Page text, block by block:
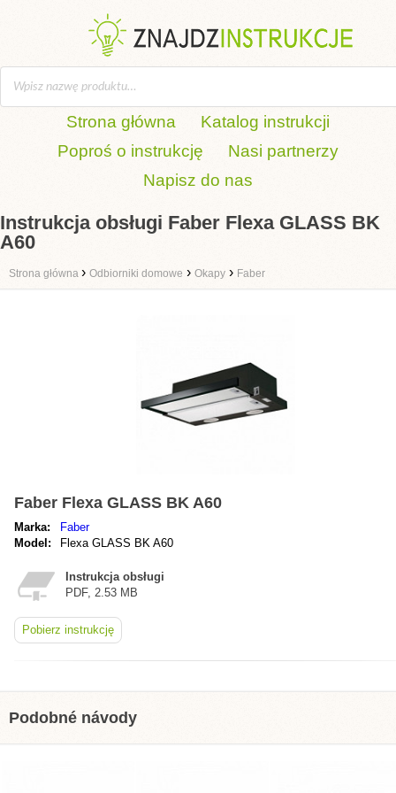
Strona główna
Katalog instrukcji
Poproś o instrukcję
Nasi partnerzy
Napisz do nas
Instrukcja obsługi Faber Flexa GLASS BK
A60
Strona główna › Odbiorniki domowe › Okapy › Faber
Faber Flexa GLASS BK A60
Marka:
Faber
Model:
Flexa GLASS BK A60
Instrukcja obsługi
PDF, 2.53 MB
Pobierz instrukcję
Podobné návody